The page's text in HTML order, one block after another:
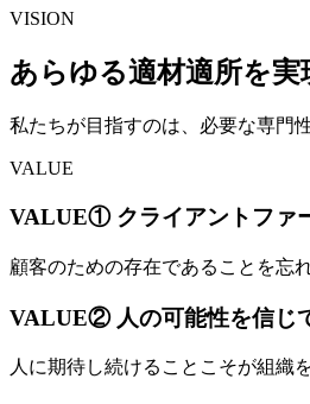
VISION
あらゆる適材適所を実
私たちが目指すのは、必要な専門
VALUE
VALUE① クライアントファ
顧客のための存在であることを忘
VALUE② 人の可能性を信じ
人に期待し続けることこそが組織